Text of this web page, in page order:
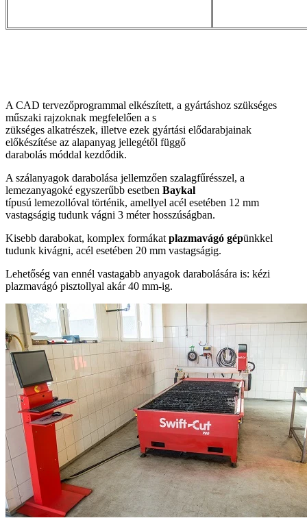
A CAD tervezőprogrammal elkészített, a gyártáshoz szükséges
műszaki rajzoknak megfelelően a s
zükséges alkatrészek, illetve ezek gyártási elődarabjainak
előkészítése az alapanyag jellegétől függő
darabolás móddal kezdődik.
A szálanyagok darabolása jellemzően szalagfűrésszel, a
lemezanyagoké egyszerűbb esetben Baykal
típusú lemezollóval történik, amellyel acél esetében 12 mm
vastagságig tudunk vágni 3 méter hosszúságban.
Kisebb darabokat, komplex formákat plazmavágó gépünkkel
tudunk kivágni, acél esetében 20 mm vastagságig.
Lehetőség van ennél vastagabb anyagok darabolására is: kézi
plazmavágó pisztollyal akár 40 mm-ig.